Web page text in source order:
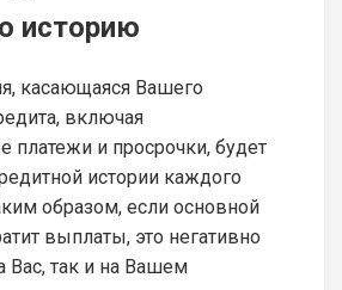
историю
касающаяся Вашего
включая
платежи и просрочки, будет
истории каждого
образом, если основной
выплаты, это негативно
Вас, так и на Вашем